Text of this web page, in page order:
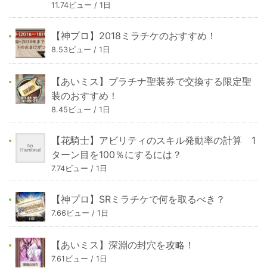
11.74ビュー / 1日
【神プロ】2018ミラチケのおすすめ！
8.53ビュー / 1日
【あいミス】プラチナ聖装券で交換する限定聖
装のおすすめ！
8.45ビュー / 1日
【花騎士】アビリティのスキル発動率の計算 1
ターン目を100％にするには？
7.74ビュー / 1日
【神プロ】SRミラチケで何を取るべき？
7.66ビュー / 1日
【あいミス】深淵の封穴を攻略！
7.61ビュー / 1日